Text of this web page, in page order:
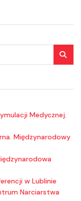
Medycznej.
Międzynarodowy
w Lublinie
Narciarstwa